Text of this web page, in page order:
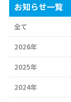
お知らせ一覧
全て
2026年
2025年
2024年